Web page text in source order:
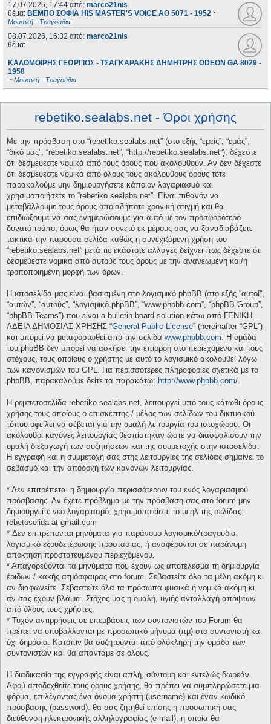
17.07.2026, 17:44 από: marco21nis
θέμα: ΒΕΜΠΟ ΣΟΦΙΑ HIS MASTER'S VOICE AO 5071 - 1952 ~
Μουσική - Τραγούδια
08.07.2026, 16:32 από: marco21nis
θέμα:
ΚΑΛΟΜΟΙΡΗΣ ΓΕΩΡΓΙΟΣ - ΤΣΑΓΚΑΡΑΚΗΣ ΔΗΜΗΤΡΗΣ ODEON GA 8029 -
1958
~ Μουσική - Τραγούδια
rebetiko.sealabs.net - Όροι χρήσης
Με την πρόσβαση στο “rebetiko.sealabs.net” (στο εξής “εμείς”, “εμάς”,
“δικό μας”, “rebetiko.sealabs.net”, “http://rebetiko.sealabs.net”), δέχεστε
ότι δεσμεύεστε νομικά από τους όρους που ακολουθούν. Αν δεν δέχεστε
ότι δεσμεύεστε νομικά από όλους τους ακόλουθους όρους τότε
παρακαλούμε μην δημιουργήσετε κάποιον λογαριασμό και
χρησιμοποιήσετε το “rebetiko.sealabs.net”. Είναι πιθανόν να
μεταβάλλουμε τους όρους οποιαδήποτε χρονική στιγμή και θα
επιδιώξουμε να σας ενημερώσουμε για αυτό με τον προσφορότερο
δυνατό τρόπο, όμως θα ήταν συνετό εκ μέρους σας να ξαναδιαβάζετε
τακτικά την παρούσα σελίδα καθώς η συνεχιζόμενη χρήση του
“rebetiko.sealabs.net” μετά τις εκάστοτε αλλαγές δείχνει πως δέχεστε ότι
δεσμεύεστε νομικά από αυτούς τους όρους με την ανανεωμένη και/ή
τροποποιημένη μορφή των όρων.
Η ιστοσελίδα μας είναι βασισμένη στο λογισμικό phpBB (στο εξής “αυτοί”,
“αυτών”, “αυτούς”, “λογισμικό phpBB”, “www.phpbb.com”, “phpBB Group”,
“phpBB Teams”) που είναι a bulletin board solution κάτω από ΓΕΝΙΚΗ
ΑΔΕΙΑ ΔΗΜΟΣΙΑΣ ΧΡΗΣΗΣ “General Public License” (hereinafter “GPL”)
και μπορεί να μεταφορτωθεί από την σελίδα www.phpbb.com. Η ομάδα
του phpBB δεν μπορεί να ασκήσει την επιρροή στο περιεχόμενο και τους
στόχους, τους οποίους ο χρήστης με αυτό το λογισμικό ακολουθεί λόγω
των κανονισμών του GPL. Για περισσότερες πληροφορίες σχετικά με το
phpBB, παρακαλούμε δείτε τα παρακάτω: http://www.phpbb.com/.
Η ρεμπετοσελίδα rebetiko.sealabs.net, λειτουργεί υπό τους κάτωθι όρους
χρήσης τους οποίους ο επισκέπτης / μέλος των σελίδων του δικτυακού
τόπου οφείλει να σέβεται για την ομαλή λειτουργία του ιστοχώρου. Οι
ακόλουθοι κανόνες λειτουργίας θεσπίστηκαν ώστε να διασφαλίσουν την
ομαλή διεξαγωγή των συζητήσεων και της συμμετοχής στην ιστοσελίδα.
Η εγγραφή και η συμμετοχή σας στης λειτουργίες της σελίδας σημαίνει το
σεβασμό και την αποδοχή των κανόνων λειτουργίας.
* Δεν επιτρέπεται η δημιουργία περισσότερων του ενός λογαριασμού
πρόσβασης. Αν έχετε πρόβλημα με την πρόσβαση σας στο forum μην
δημιουργείτε νέο λογαριασμό, χρησιμοποιείστε το μεηλ της σελίδας:
rebetoselida at gmail.com
* Δεν επιτρέπονται μηνύματα για παράνομο λογισμικό/τραγούδια,
λογισμικό εξουδετέρωσης προστασίας, ή αναφέρονται σε παράνομη
απόκτηση προστατευμένου περιεχόμενου.
* Απαγορεύονται τα μηνύματα που έχουν ως αποτέλεσμα τη δημιουργία
έριδων / κακής ατμόσφαιρας στο forum. Σεβαστείτε όλα τα μέλη ακόμη κι
αν διαφωνείτε. Σεβαστείτε όλα τα πρόσωπα φυσικά ή νομικά ακόμη κι
αν σας έχουν βλάψει. Στόχος μας η ομαλή, υγιής ανταλλαγή απόψεων
από όλους τους χρήστες.
* Τυχόν αντιρρήσεις σε επεμβάσεις των συντονιστών του Forum θα
πρέπει να υποβάλλονται με προσωπικό μήνυμα (πμ) στο συντονιστή και
όχι δημόσια. Κατόπιν θα συζητούνται από ολόκληρη την ομάδα των
συντονιστών και θα απαντάμε σε όλους.
Η διαδικασία της εγγραφής είναι απλή, σύντομη και εντελώς δωρεάν.
Αφού αποδεχθείτε τους όρους χρήσης, θα πρέπει να συμπληρώσετε μια
φόρμα, επιλέγοντας ένα όνομα χρήστη (username) και έναν κωδικό
πρόσβασης (password). θα σας ζητηθεί επίσης η προσωπική σας
διεύθυνση ηλεκτρονικής αλληλογραφίας (e-mail), η οποία θα